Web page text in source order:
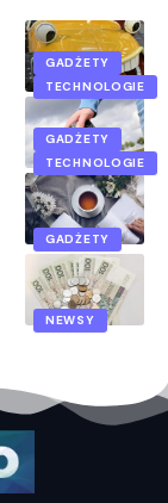
GADŻETY
TECHNOLOGIE
GADŻETY
TECHNOLOGIE
GADŻETY
NEWSY